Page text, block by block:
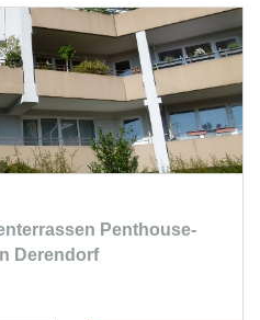
Penthouse-
Derendorf